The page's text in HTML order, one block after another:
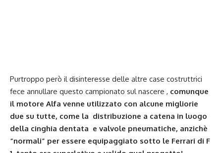
Purtroppo però il disinteresse delle altre case costruttrici
fece annullare questo campionato sul nascere , comunque
il motore Alfa venne utilizzato con alcune migliorie
due su tutte, come la distribuzione a catena in luogo
della cinghia dentata e valvole pneumatiche, anzichè
“normali” per essere equipaggiato sotto le Ferrari di F